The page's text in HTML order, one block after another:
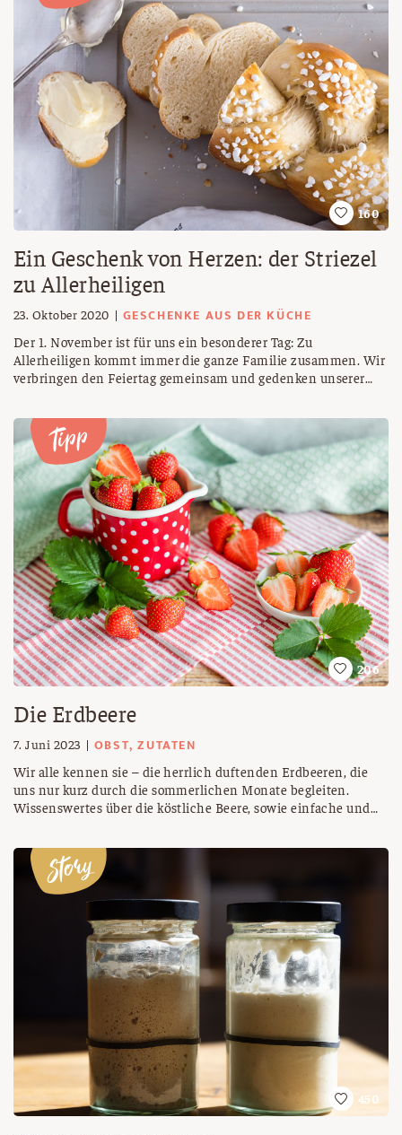
160
Ein Geschenk von Herzen: der Striezel
zu Allerheiligen
23. Oktober 2020 GESCHENKE AUS DER KÜCHE
Der 1. November ist für uns ein besonderer Tag: Zu
Allerheiligen kommt immer die ganze Familie zusammen. Wir
verbringen den Feiertag gemeinsam und gedenken unserer
schenken. Das ist ein wunderschöner Zopf aus süßem
Germteig – je nach Geschmack und örtlichem Brauch
kommen noch ein paar Extras hinzu: Rosinen, Mandelsplitter,
Hagelzucker, Mohn, Rum oder Zitronensaft. So wie das
Osterlamm zu Ostern und die Weihnachtskekse zu
Weihnachten gehören, so können wir uns Allerheiligen ohne
den besonderen Striezel gar nicht vorstellen!
206
Die Erdbeere
7. Juni 2023 OBST, ZUTATEN
Wir alle kennen sie – die herrlich duftenden Erdbeeren, die
uns nur kurz durch die sommerlichen Monate begleiten.
Wissenswertes über die köstliche Beere, sowie einfache und
450